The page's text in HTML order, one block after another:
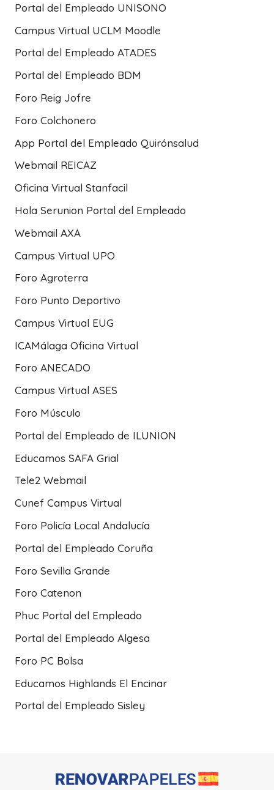
Portal del Empleado UNISONO
Campus Virtual UCLM Moodle
Portal del Empleado ATADES
Portal del Empleado BDM
Foro Reig Jofre
Foro Colchonero
App Portal del Empleado Quirónsalud
Webmail REICAZ
Oficina Virtual Stanfacil
Hola Serunion Portal del Empleado
Webmail AXA
Campus Virtual UPO
Foro Agroterra
Foro Punto Deportivo
Campus Virtual EUG
ICAMálaga Oficina Virtual
Foro ANECADO
Campus Virtual ASES
Foro Músculo
Portal del Empleado de ILUNION
Educamos SAFA Grial
Tele2 Webmail
Cunef Campus Virtual
Foro Policía Local Andalucía
Portal del Empleado Coruña
Foro Sevilla Grande
Foro Catenon
Phuc Portal del Empleado
Portal del Empleado Algesa
Foro PC Bolsa
Educamos Highlands El Encinar
Portal del Empleado Sisley